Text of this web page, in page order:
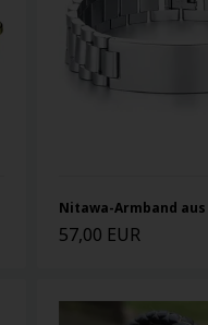
Nitawa-Armband
57,00 EUR